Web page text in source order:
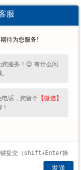
元件。
油的质量和清
服这些缺点，例
构大为简化。另
气粘性油）。这
系数。
服
待为您服务!
服务！😊 有什么问
话，您留个 【微信】
发送